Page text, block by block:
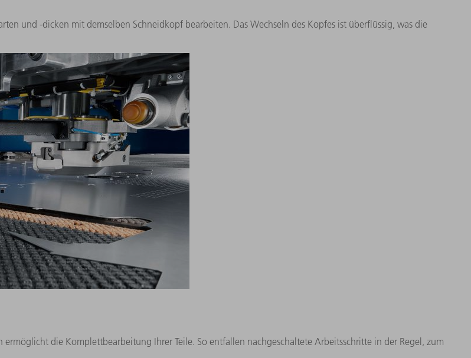
und -dicken mit demselben Schneidkopf bearbeiten. Das Wechseln des Kopfes ist überflüssig, was die
die Komplettbearbeitung Ihrer Teile. So entfallen nachgeschaltete Arbeitsschritte in der Regel, zum